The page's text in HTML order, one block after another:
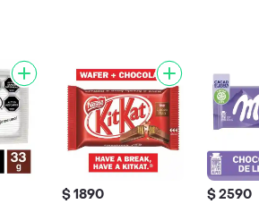
$ 1890 $ 2590